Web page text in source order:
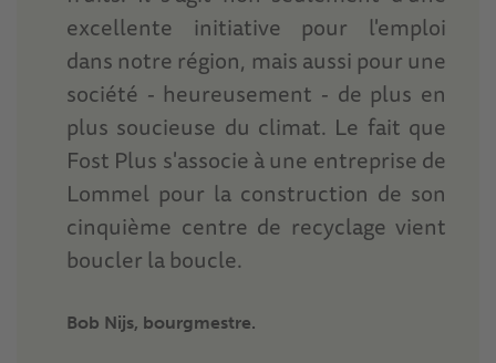
excellente initiative pour l'emploi
dans notre région, mais aussi pour une
société - heureusement - de plus en
plus soucieuse du climat. Le fait que
Fost Plus s'associe à une entreprise de
Lommel pour la construction de son
cinquième centre de recyclage vient
boucler la boucle.
Bob Nijs, bourgmestre.